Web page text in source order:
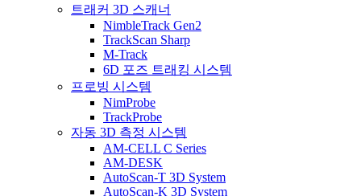
트래커 3D 스캐너
NimbleTrack Gen2
TrackScan Sharp
M-Track
6D 포즈 트래킹 시스템
프로빙 시스템
NimProbe
TrackProbe
자동 3D 측정 시스템
AM-CELL C Series
AM-DESK
AutoScan-T 3D System
AutoScan-K 3D System